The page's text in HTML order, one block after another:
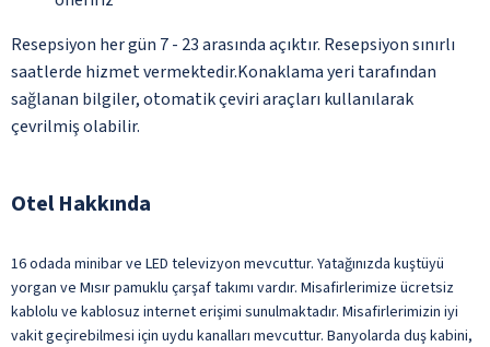
Resepsiyon her gün 7 - 23 arasında açıktır. Resepsiyon sınırlı
saatlerde hizmet vermektedir.Konaklama yeri tarafından
sağlanan bilgiler, otomatik çeviri araçları kullanılarak
çevrilmiş olabilir.
Otel Hakkında
16 odada minibar ve LED televizyon mevcuttur. Yatağınızda kuştüyü
yorgan ve Mısır pamuklu çarşaf takımı vardır. Misafirlerimize ücretsiz
kablolu ve kablosuz internet erişimi sunulmaktadır. Misafirlerimizin iyi
vakit geçirebilmesi için uydu kanalları mevcuttur. Banyolarda duş kabini,